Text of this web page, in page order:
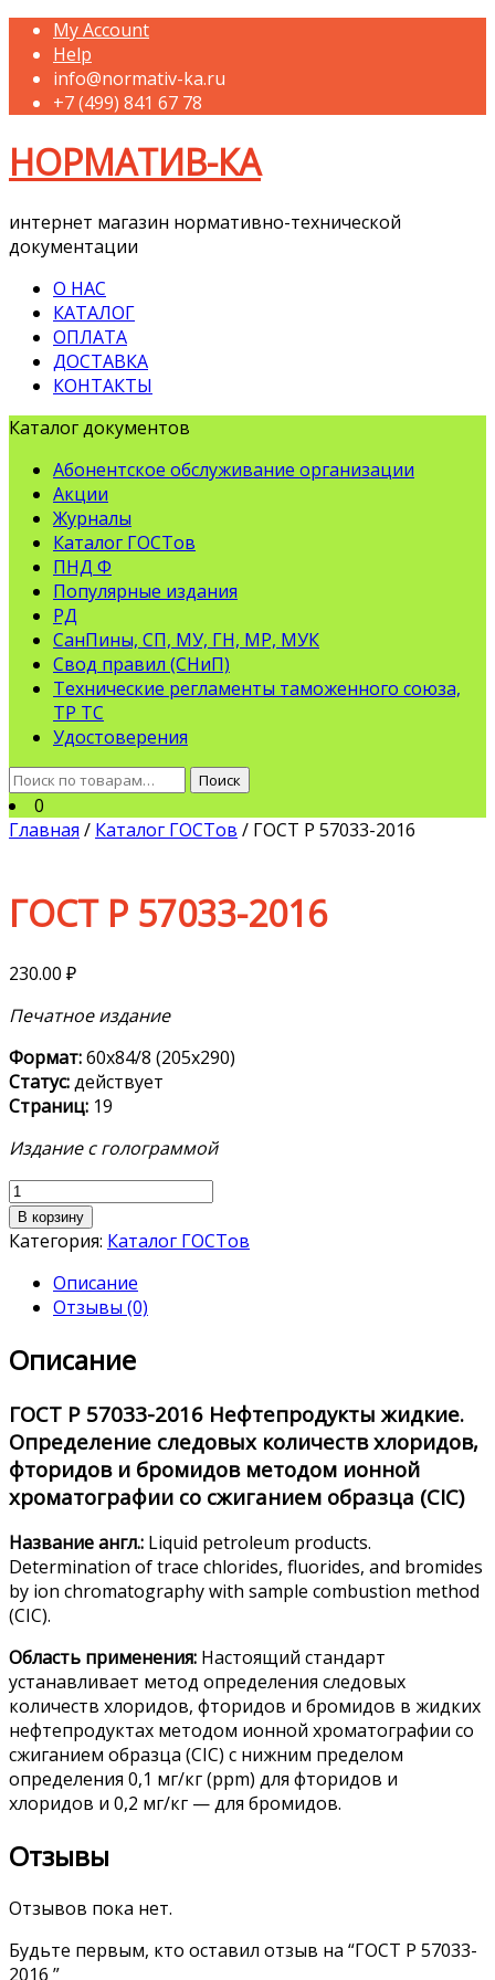
My Account
Help
info@normativ-ka.ru
+7 (499) 841 67 78
НОРМАТИВ-КА
интернет магазин нормативно-технической
документации
О НАС
КАТАЛОГ
ОПЛАТА
ДОСТАВКА
КОНТАКТЫ
Каталог документов
Абонентское обслуживание организации
Акции
Журналы
Каталог ГОСТов
ПНД Ф
Популярные издания
РД
СанПины, СП, МУ, ГН, МР, МУК
Свод правил (СНиП)
Технические регламенты таможенного союза,
ТР ТС
Удостоверения
Искать:
Поиск
0
Главная / Каталог ГОСТов / ГОСТ Р 57033-2016
ГОСТ Р 57033-2016
230.00 ₽
Печатное издание
Формат:60х84/8 (205х290)
Статус:действует
Страниц: 19
Издание с голограммой
Количество
товара
ГОСТ Р
2016
В корзину
Категория: Каталог ГОСТов
Описание
Отзывы (0)
Описание
ГОСТ Р 57033-2016 Нефтепродукты жидкие.
Определение следовых количеств хлоридов,
фторидов и бромидов методом ионной
хроматографии со сжиганием образца (CIC)
Название англ.: Liquid petroleum products.
Determination of trace chlorides, fluorides, and bromides
by ion chromatography with sample combustion method
(CIC).
Область применения: Настоящий стандарт
устанавливает метод определения следовых
количеств хлоридов, фторидов и бромидов в жидких
нефтепродуктах методом ионной хроматографии со
сжиганием образца (CIC) с нижним пределом
определения 0,1 мг/кг (ppm) для фторидов и
хлоридов и 0,2 мг/кг — для бромидов.
Отзывы
Отзывов пока нет.
Будьте первым, кто оставил отзыв на “ГОСТ Р 57033-
2016 ”